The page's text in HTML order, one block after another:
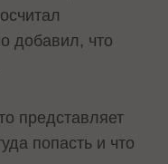
добавил, что
представляет
попасть и что